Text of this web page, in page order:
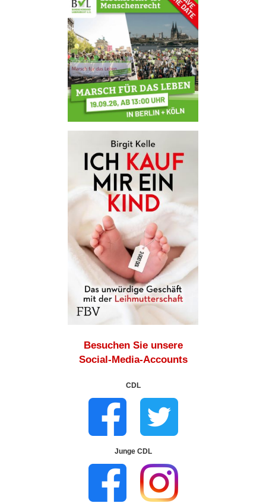
Besuchen Sie unsere
Social-Media-Accounts
CDL
Junge CDL